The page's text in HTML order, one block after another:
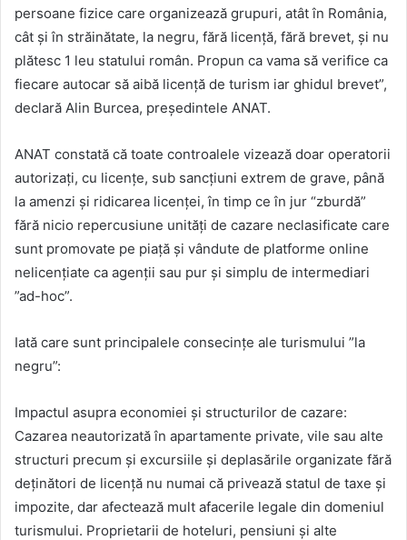
persoane fizice care organizează grupuri, atât în România,
cât și în străinătate, la negru, fără licență, fără brevet, și nu
plătesc 1 leu statului român. Propun ca vama să verifice ca
fiecare autocar să aibă licență de turism iar ghidul brevet”,
declară Alin Burcea, președintele ANAT.
ANAT constată că toate controalele vizează doar operatorii
autorizați, cu licențe, sub sancțiuni extrem de grave, până
la amenzi și ridicarea licenței, în timp ce în jur “zburdă”
fără nicio repercusiune unități de cazare neclasificate care
sunt promovate pe piață și vândute de platforme online
nelicențiate ca agenții sau pur și simplu de intermediari
”ad-hoc”.
Iată care sunt principalele consecințe ale turismului ”la
negru”:
Impactul asupra economiei și structurilor de cazare:
Cazarea neautorizată în apartamente private, vile sau alte
structuri precum și excursiile și deplasările organizate fără
deținători de licență nu numai că privează statul de taxe și
impozite, dar afectează mult afacerile legale din domeniul
turismului. Proprietarii de hoteluri, pensiuni și alte